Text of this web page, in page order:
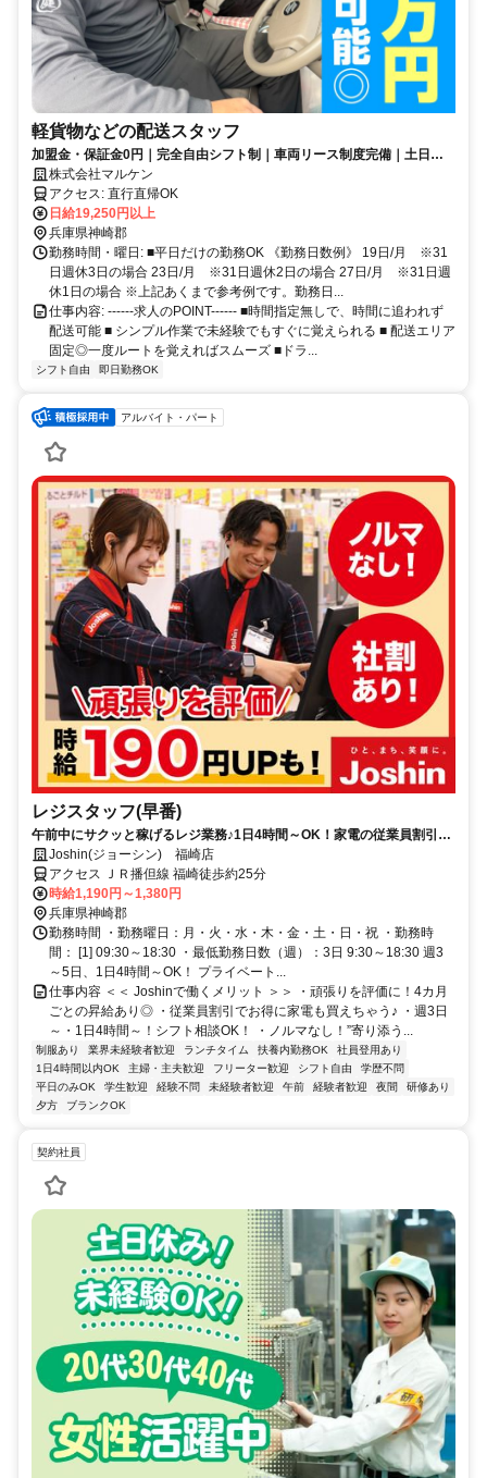
軽貨物などの配送スタッフ
加盟金・保証金0円｜完全自由シフト制｜車両リース制度完備｜土日祝
休みOK｜直行直帰OK｜40代・50代からはじめたスタッフも活躍中◎
株式会社マルケン
アクセス: 直行直帰OK
日給19,250円以上
兵庫県神崎郡
勤務時間・曜日: ■平日だけの勤務OK 《勤務日数例》 19日/月 ※31
日週休3日の場合 23日/月 ※31日週休2日の場合 27日/月 ※31日週
休1日の場合 ※上記あくまで参考例です。勤務日...
仕事内容: ------求人のPOINT------ ■時間指定無しで、時間に追われず
配送可能 ■ シンプル作業で未経験でもすぐに覚えられる ■ 配送エリア
固定◎一度ルートを覚えればスムーズ ■ドラ...
シフト自由 即日勤務OK
アルバイト・パート
レジスタッフ(早番)
午前中にサクッと稼げるレジ業務♪1日4時間～OK！家電の従業員割引で
家計応援◎曜日・時間によって加給あり！
Joshin(ジョーシン) 福崎店
アクセス ＪＲ播但線 福崎徒歩約25分
時給1,190円～1,380円
兵庫県神崎郡
勤務時間 ・勤務曜日：月・火・水・木・金・土・日・祝 ・勤務時
間： [1] 09:30～18:30 ・最低勤務日数（週）：3日 9:30～18:30 週3
～5日、1日4時間～OK！ プライベート...
仕事内容 ＜＜ Joshinで働くメリット ＞＞ ・頑張りを評価に！4カ月
ごとの昇給あり◎ ・従業員割引でお得に家電も買えちゃう♪ ・週3日
～・1日4時間～！シフト相談OK！ ・ノルマなし！”寄り添う...
制服あり 業界未経験者歓迎 ランチタイム 扶養内勤務OK
社員登用あり
1日4時間以内OK
主婦・主夫歓迎 フリーター歓迎 シフト自由
学歴不問
平日のみOK
学生歓迎 経験不問 未経験者歓迎 午前 経験者歓迎 夜間
研修あり
夕方
ブランクOK
契約社員